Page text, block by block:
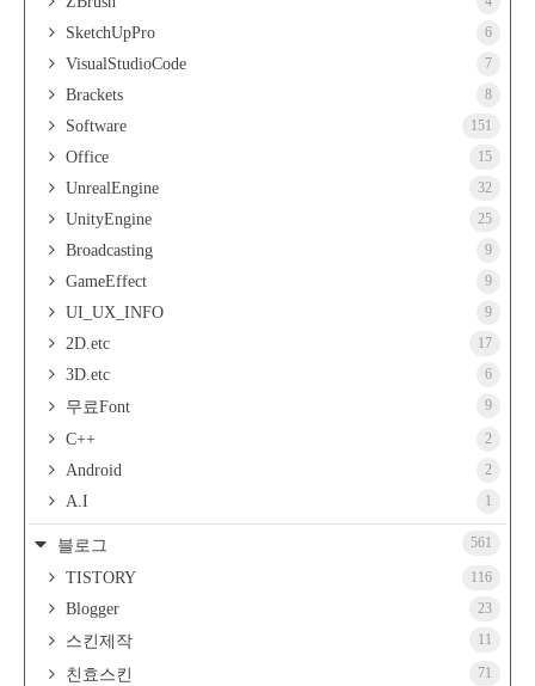
SketchUpPro 6
VisualStudioCode 7
Brackets 8
Software 151
Office 15
UnrealEngine 32
UnityEngine 25
Broadcasting 9
GameEffect 9
UI_UX_INFO 9
2D.etc 17
3D.etc 6
무료Font 9
C++ 2
Android 2
A.I 1
블로그 561
TISTORY 116
Blogger 23
스킨제작 11
친효스킨 71